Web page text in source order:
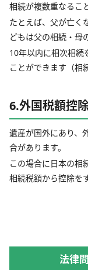
相続が複数重なるこ
たとえば、父が亡く
どもは父の相続・母
10年以内に相次相続
ことができます（相
6.外国税額控
遺産が国外にあり、
合があります。
この場合に日本の相
相続税額から控除を
法律